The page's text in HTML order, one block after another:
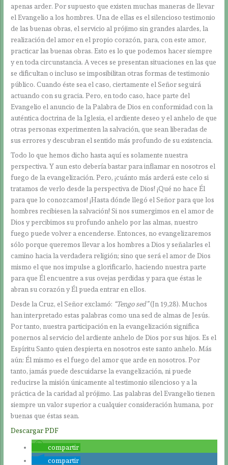
apenas arder. Por supuesto que existen muchas maneras de llevar
el Evangelio a los hombres. Una de ellas es el silencioso testimonio
de las buenas obras, el servicio al prójimo sin grandes alardes, la
realización del amor en el propio corazón, para, con este amor,
practicar las buenas obras. Esto es lo que podemos hacer siempre
y en toda circunstancia. A veces se presentan situaciones en las que
se dificultan o incluso se imposibilitan otras formas de testimonio
público. Cuando éste sea el caso, ciertamente el Señor seguirá
actuando con su gracia. Pero, en todo caso, hace parte del
Evangelio el anuncio de la Palabra de Dios en conformidad con la
auténtica doctrina de la Iglesia, el ardiente deseo y el anhelo de que
otras personas experimenten la salvación, que sean liberadas de
sus errores y descubran el sentido más profundo de su existencia.
Todo lo que hemos dicho hasta aquí es solamente nuestra
perspectiva. Y aun esto debería bastar para inflamar en nosotros el
fuego de la evangelización. Pero, ¡cuánto más arderá este celo si
tratamos de verlo desde la perspectiva de Dios! ¡Qué no hace Él
para que lo conozcamos! ¡Hasta dónde llegó el Señor para que los
hombres recibiesen la salvación! Si nos sumergimos en el amor de
Dios y percibimos su profundo anhelo por las almas, nuestro
fuego puede volver a encenderse. Entonces, no evangelizaremos
sólo porque queremos llevar a los hombres a Dios y señalarles el
camino hacia la verdadera religión; sino que será el amor de Dios
mismo el que nos impulse a glorificarlo, haciendo nuestra parte
para que Él encuentre a sus ovejas perdidas y para que éstas le
abran su corazón y Él pueda entrar en ellos.
Desde la Cruz, el Señor exclamó: “Tengo sed”(Jn 19,28). Muchos
han interpretado estas palabras como una sed de almas de Jesús.
Por tanto, nuestra participación en la evangelización significa
ponernos al servicio del ardiente anhelo de Dios por sus hijos. Es el
Espíritu Santo quien despierta en nosotros este santo anhelo. Más
aún: Él mismo es el fuego del amor que arde en nosotros. Por
tanto, jamás puede descuidarse la evangelización, ni puede
reducirse la misión únicamente al testimonio silencioso y a la
práctica de la caridad al prójimo. Las palabras del Evangelio tienen
siempre un valor superior a cualquier consideración humana, por
buenas que éstas sean.
Descargar PDF
compartir
compartir